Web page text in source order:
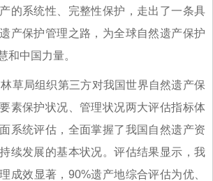
的系统性、完整性保护，走出了一条具
产保护管理之路，为全球自然遗产保护
和中国力量。
草局组织第三方对我国世界自然遗产保
素保护状况、管理状况两大评估指标体
系统评估，全面掌握了我国自然遗产资
续发展的基本状况。评估结果显示，我
成效显著，90%遗产地综合评估为优、